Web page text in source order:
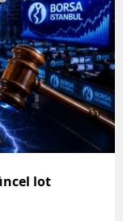
lot